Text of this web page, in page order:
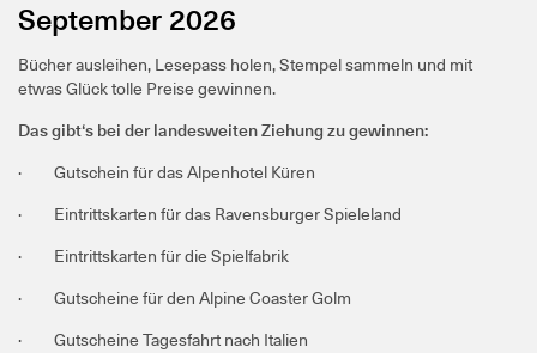
September 2026
Bücher ausleihen, Lesepass holen, Stempel sammeln und mit
etwas Glück tolle Preise gewinnen.
Das gibt‘s bei der landesweiten Ziehung zu gewinnen:
· Gutschein für das Alpenhotel Küren
· Eintrittskarten für das Ravensburger Spieleland
· Eintrittskarten für die Spielfabrik
· Gutscheine für den Alpine Coaster Golm
· Gutscheine Tagesfahrt nach Italien